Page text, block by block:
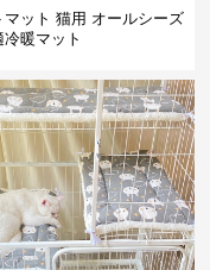
マット 猫用 オールシーズ
冷暖マット